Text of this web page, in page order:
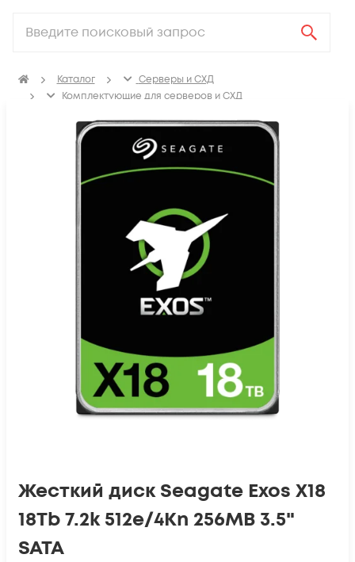
Каталог
Серверы и СХД
Комплектующие для серверов и СХД
Жесткий диск Seagate Exos X18
18Tb 7.2k 512e/4Kn 256MB 3.5"
SATA